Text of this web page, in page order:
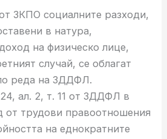
ЗКПО социалните разходи,
в натура,
на физическо лице,
случай, се облагат
реда на ЗДДФЛ.
ал. 2, т. 11 от ЗДДФЛ в
от трудови правоотношения
на еднократните